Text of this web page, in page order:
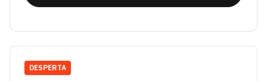
DESPERTA